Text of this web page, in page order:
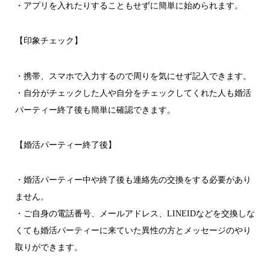
・アプリを入れたりすることもせずに簡単に始められます。
【印象チェック】
・携帯、スマホで入力するので周りを気にせず記入できます。
・自分がチェックした人や自分をチェックしてくれた人も婚活
パーティー終了後も簡単に確認できます。
【婚活パーティー終了後】
・婚活パーティー中や終了後も連絡先の交換をする必要があり
ません。
・ご自身の電話番号、メールアドレス、LINEIDなどを交換しな
くても婚活パーティーに来ていた異性の方とメッセージのやり
取りができます。